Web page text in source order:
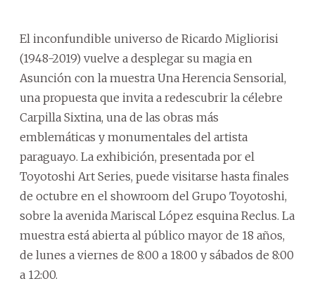
El inconfundible universo de Ricardo Migliorisi
(1948-2019) vuelve a desplegar su magia en
Asunción con la muestra Una Herencia Sensorial,
una propuesta que invita a redescubrir la célebre
Carpilla Sixtina, una de las obras más
emblemáticas y monumentales del artista
paraguayo. La exhibición, presentada por el
Toyotoshi Art Series, puede visitarse hasta finales
de octubre en el showroom del Grupo Toyotoshi,
sobre la avenida Mariscal López esquina Reclus. La
muestra está abierta al público mayor de 18 años,
de lunes a viernes de 8:00 a 18:00 y sábados de 8:00
a 12:00.